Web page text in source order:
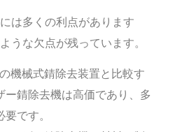
は多くの利点があります
うな欠点が残っています。
機械式錆除去装置と比較す
ー錆除去機は高価であり、多
です。